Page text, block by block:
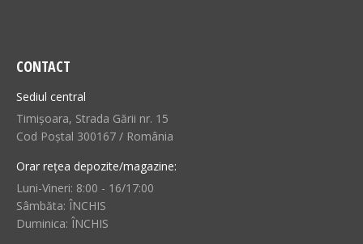
CONTACT
Sediul central
Timișoara, Strada Gării nr. 15
Cod Poștal 300167 / România
Orar rețea depozite/magazine:
Luni-Vineri: 8:00 - 16/17:00
Sâmbăta: ÎNCHIS
Duminica: ÎNCHIS